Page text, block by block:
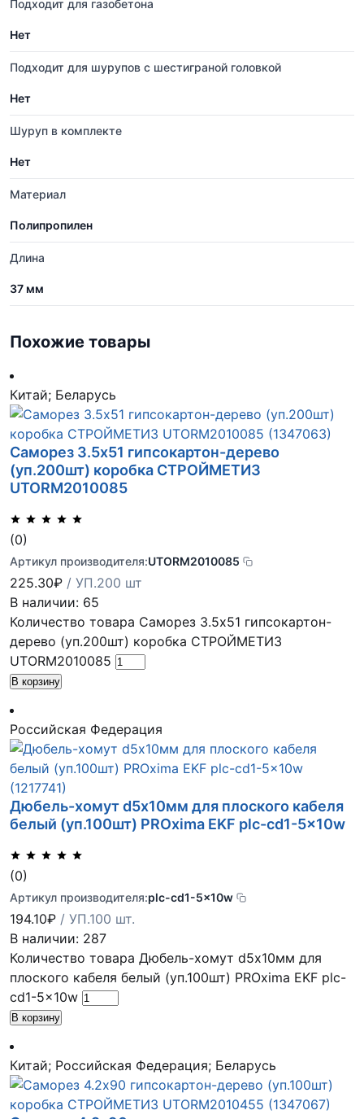
Подходит для газобетона
Нет
Подходит для шурупов с шестиграной головкой
Нет
Шуруп в комплекте
Нет
Материал
Полипропилен
Длина
37 мм
Похожие товары
Китай; Беларусь
Саморез 3.5х51 гипсокартон-дерево
(уп.200шт) коробка СТРОЙМЕТИЗ
UTORM2010085
(0)
Артикул производителя:UTORM2010085
225.30₽ / УП.200 шт
В наличии: 65
Количество товара Саморез 3.5х51 гипсокартон-
дерево (уп.200шт) коробка СТРОЙМЕТИЗ
UTORM2010085
В корзину
Российская Федерация
Дюбель-хомут d5х10мм для плоского кабеля
белый (уп.100шт) PROxima EKF plc-cd1-5x10w
(0)
Артикул производителя:plc-cd1-5x10w
194.10₽ / УП.100 шт.
В наличии: 287
Количество товара Дюбель-хомут d5х10мм для
плоского кабеля белый (уп.100шт) PROxima EKF plc-
cd1-5x10w
В корзину
Китай; Российская Федерация; Беларусь